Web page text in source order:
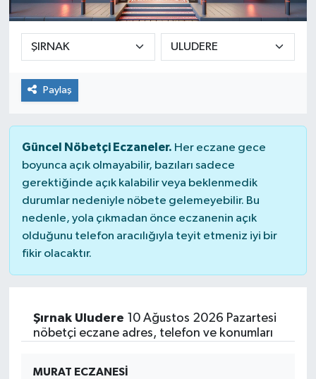
Paylaş
Güncel Nöbetçi Eczaneler. Her eczane gece
boyunca açık olmayabilir, bazıları sadece
gerektiğinde açık kalabilir veya beklenmedik
durumlar nedeniyle nöbete gelemeyebilir. Bu
nedenle, yola çıkmadan önce eczanenin açık
olduğunu telefon aracılığıyla teyit etmeniz iyi bir
fikir olacaktır.
Şırnak Uludere 10 Ağustos 2026 Pazartesi
nöbetçi eczane adres, telefon ve konumları
MURAT ECZANESİ
Ekonomi
Sağlık
Teknoloji